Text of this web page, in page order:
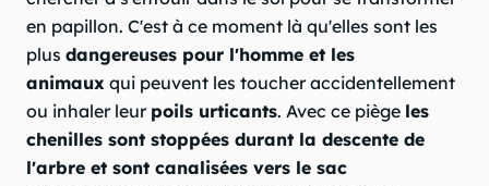
en papillon. C'est à ce moment là qu'elles sont les
plus dangereuses pour l'homme et les
animaux qui peuvent les toucher accidentellement
ou inhaler leur poils urticants. Avec ce piège les
chenilles sont stoppées durant la descente de
l'arbre et sont canalisées vers le sac